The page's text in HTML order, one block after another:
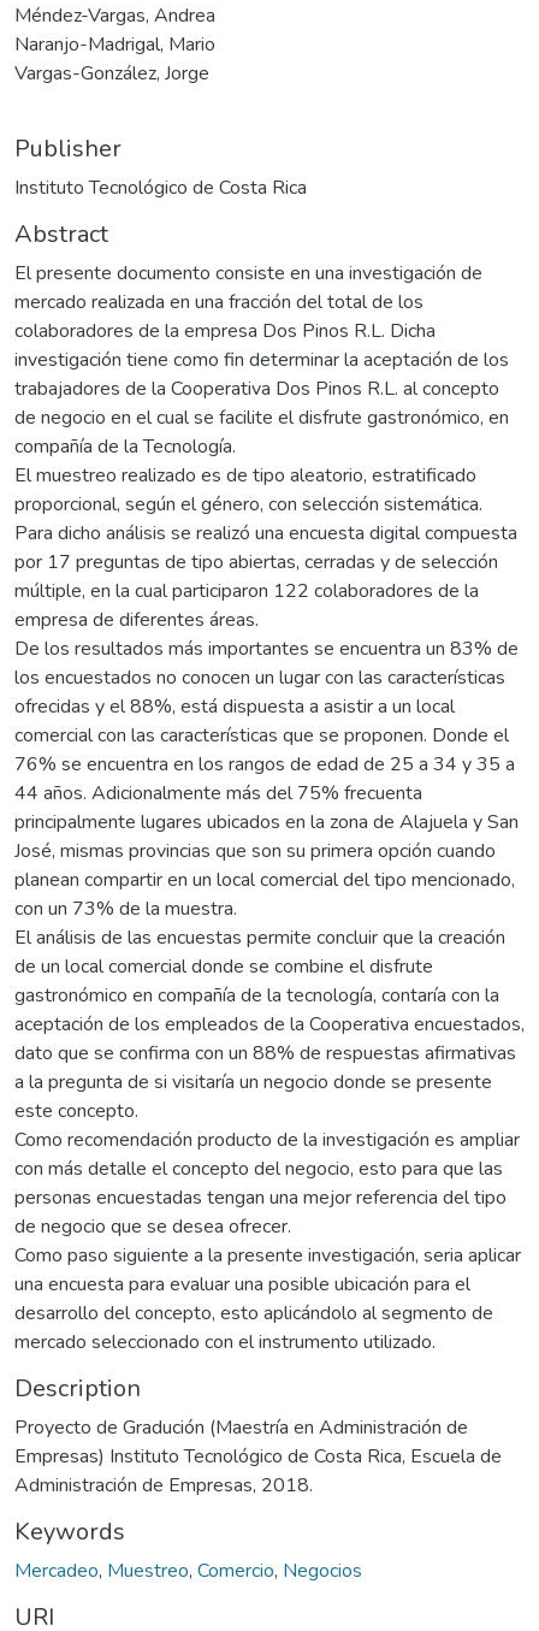
Méndez-Vargas, Andrea
Naranjo-Madrigal, Mario
Vargas-González, Jorge
Publisher
Instituto Tecnológico de Costa Rica
Abstract
El presente documento consiste en una investigación de
mercado realizada en una fracción del total de los
colaboradores de la empresa Dos Pinos R.L. Dicha
investigación tiene como fin determinar la aceptación de los
trabajadores de la Cooperativa Dos Pinos R.L. al concepto
de negocio en el cual se facilite el disfrute gastronómico, en
compañía de la Tecnología.
El muestreo realizado es de tipo aleatorio, estratificado
proporcional, según el género, con selección sistemática.
Para dicho análisis se realizó una encuesta digital compuesta
por 17 preguntas de tipo abiertas, cerradas y de selección
múltiple, en la cual participaron 122 colaboradores de la
empresa de diferentes áreas.
De los resultados más importantes se encuentra un 83% de
los encuestados no conocen un lugar con las características
ofrecidas y el 88%, está dispuesta a asistir a un local
comercial con las características que se proponen. Donde el
76% se encuentra en los rangos de edad de 25 a 34 y 35 a
44 años. Adicionalmente más del 75% frecuenta
principalmente lugares ubicados en la zona de Alajuela y San
José, mismas provincias que son su primera opción cuando
planean compartir en un local comercial del tipo mencionado,
con un 73% de la muestra.
El análisis de las encuestas permite concluir que la creación
de un local comercial donde se combine el disfrute
gastronómico en compañía de la tecnología, contaría con la
aceptación de los empleados de la Cooperativa encuestados,
dato que se confirma con un 88% de respuestas afirmativas
a la pregunta de si visitaría un negocio donde se presente
este concepto.
Como recomendación producto de la investigación es ampliar
con más detalle el concepto del negocio, esto para que las
personas encuestadas tengan una mejor referencia del tipo
de negocio que se desea ofrecer.
Como paso siguiente a la presente investigación, seria aplicar
una encuesta para evaluar una posible ubicación para el
desarrollo del concepto, esto aplicándolo al segmento de
mercado seleccionado con el instrumento utilizado.
Description
Proyecto de Gradución (Maestría en Administración de
Empresas) Instituto Tecnológico de Costa Rica, Escuela de
Administración de Empresas, 2018.
Keywords
Mercadeo, Muestreo, Comercio, Negocios
URI